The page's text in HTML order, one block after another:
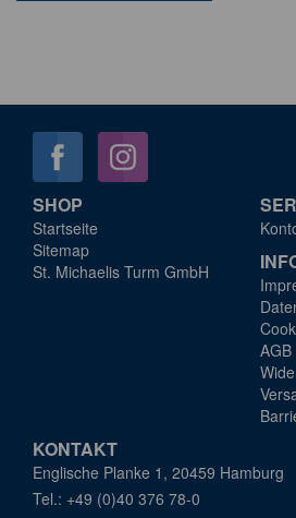
SHOP
Startseite
Sitemap
St. Michaelis Turm GmbH
AGB
KONTAKT
Englische Planke 1, 20459 Hamburg
+49 (0)40 376 78-0